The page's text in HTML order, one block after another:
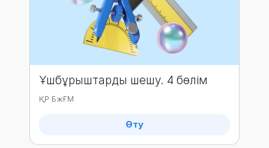
Ұшбұрыштарды шешу. 4 бөлім
ҚР БжҒМ
Өту